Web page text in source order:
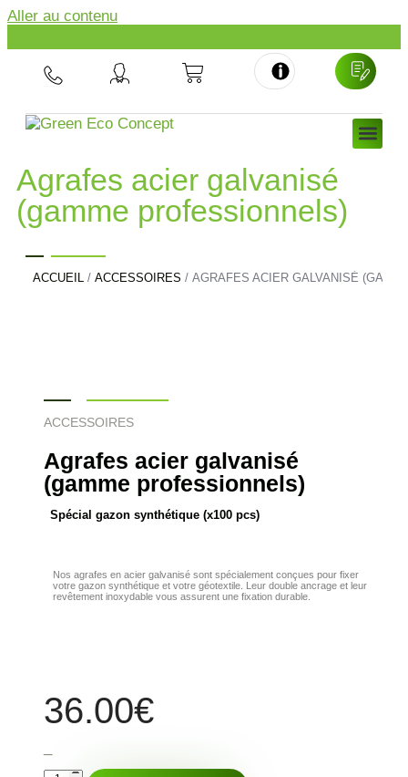
Aller au contenu
Agrafes acier galvanisé
(gamme professionnels)
ACCUEIL / ACCESSOIRES / AGRAFES ACIER GALVANISÉ
ACCESSOIRES
Agrafes acier galvanisé
(gamme professionnels)
Spécial gazon synthétique (x100 pcs)
Nos agrafes en acier galvanisé sont spécialement conçues pour fixer
votre gazon synthétique et votre géotextile. Leur double ancrage et leur
revêtement inoxydable vous assurent une fixation durable.
36.00€